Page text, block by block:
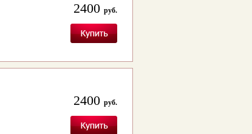
2400 руб.
2400 руб.